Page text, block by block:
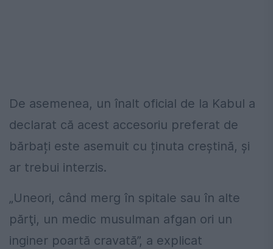
De asemenea, un înalt oficial de la Kabul a
declarat că acest accesoriu preferat de
bărbați este asemuit cu ținuta creștină, și
ar trebui interzis.
„Uneori, când merg în spitale sau în alte
părţi, un medic musulman afgan ori un
inginer poartă cravată”, a explicat